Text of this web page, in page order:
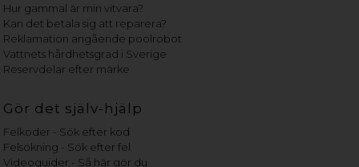
Hur gammal är min vitvara?
Kan det betala sig att reparera?
Reklamation angående poolrobot
Vattnets hårdhetsgrad i Sverige
Reservdelar efter märke
Gör det själv-hjälp
Felkoder - Sök efter kod
Felsökning - Sök efter fel
Videoguider - Så här gör du